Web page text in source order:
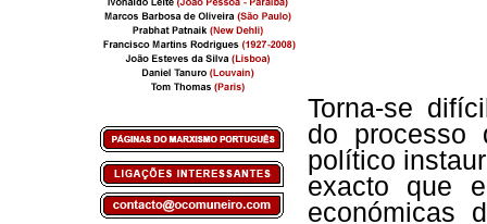
Torna-se
do processo
político
exacto que
económicas